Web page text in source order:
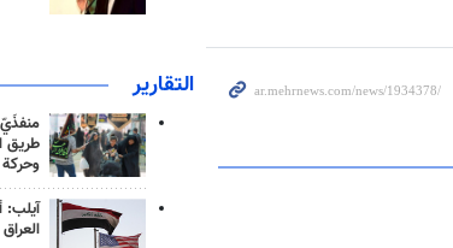
التقارير
طريق
وحركة
آيلب: